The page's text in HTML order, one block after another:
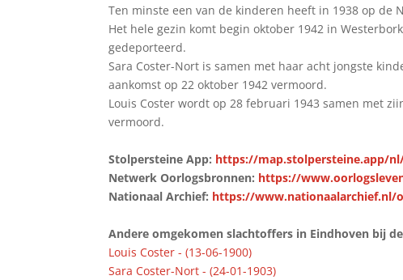
Ten minste een van de kinderen heeft in 1938 op de
Het hele gezin komt begin oktober 1942 in
gedeporteerd.
Sara Coster-Nort is samen met haar acht jongste
aankomst op 22 oktober 1942 vermoord.
Louis Coster wordt op 28 februari 1943 samen met
vermoord.
Stolpersteine App: https://map.stolpersteine.app/
Netwerk Oorlogsbronnen: https://
Nationaal Archief: https://www.nationaalarchief.nl/
Andere omgekomen slachtoffers in Eindhoven bij
Louis Coster - (13-06-1900)
Sara Coster-Nort - (24-01-1903)